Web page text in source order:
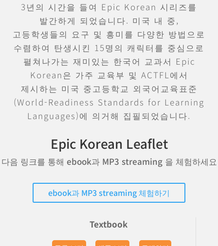
3년의 시간을 들여 Epic Korean 시리즈를
발간하게 되었습니다. 미국 내 중,
고등학생들의 요구 및 흥미를 다양한 방법으로
수렴하여 탄생시킨 15명의 캐릭터를 중심으로
펼쳐나가는 재미있는 한국어 교과서 Epic
Korean은 가주 교육부 및 ACTFL에서
제시하는 미국 중고등학교 외국어교육표준
(World-Readiness Standards for Learning
Languages)에 의거해 집필되었습니다.
Epic Korean Leaflet
다음 링크를 통해 ebook과 MP3 streaming 을 체험하세요
ebook과 MP3 streaming 체험하기
Textbook